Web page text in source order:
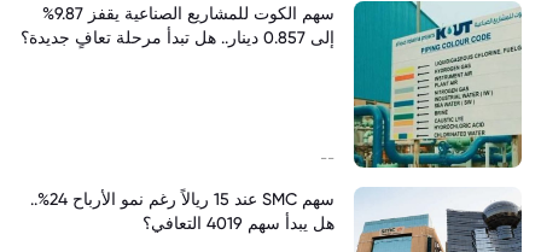
سهم الكوت للمشاريع الصناعية يقفز 9.87%
إلى 0.857 دينار.. هل تبدأ مرحلة تعافٍ جديدة؟
--
سهم SMC عند 15 ريالاً رغم نمو الأرباح 24%..
هل يبدأ سهم 4019 التعافي؟